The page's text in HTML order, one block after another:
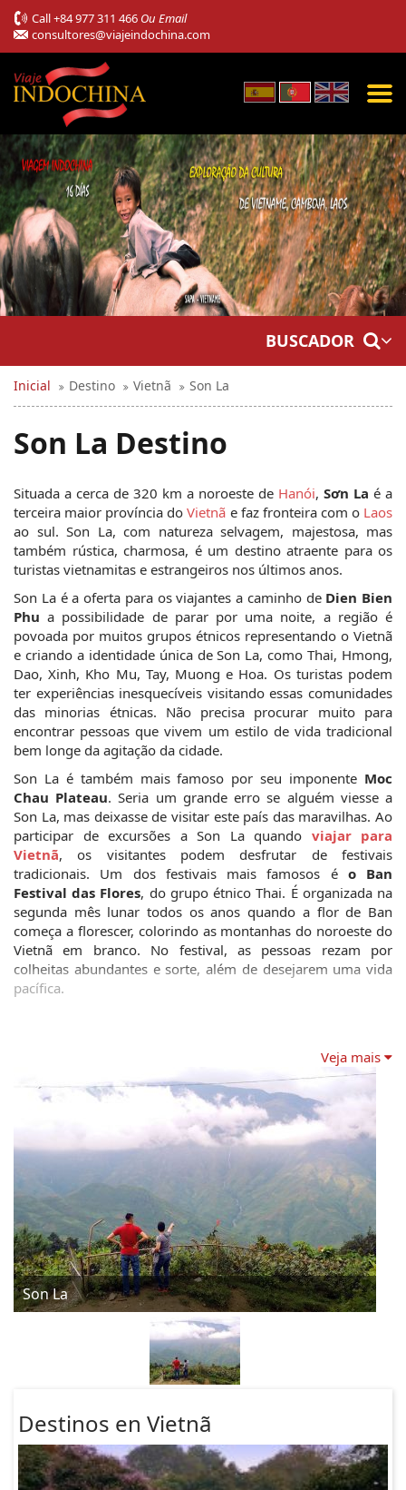
Call+84 977 311 466 Ou Email
consultores@viajeindochina.com
BUSCADOR
Inicial Destino Vietnã Son La
Son La Destino
Situada a cerca de 320 km a noroeste de Hanói, Sơn La é a
terceira maior província do Vietnã e faz fronteira com o Laos
ao sul. Son La, com natureza selvagem, majestosa, mas
também rústica, charmosa, é um destino atraente para os
turistas vietnamitas e estrangeiros nos últimos anos.
Son La é a oferta para os viajantes a caminho de Dien Bien
Phu a possibilidade de parar por uma noite, a região é
povoada por muitos grupos étnicos representando o Vietnã
e criando a identidade única de Son La, como Thai, Hmong,
Dao, Xinh, Kho Mu, Tay, Muong e Hoa. Os turistas podem
ter experiências inesquecíveis visitando essas comunidades
das minorias étnicas. Não precisa procurar muito para
encontrar pessoas que vivem um estilo de vida tradicional
bem longe da agitação da cidade.
Son La é também mais famoso por seu imponente Moc
Chau Plateau. Seria um grande erro se alguém viesse a
Son La, mas deixasse de visitar este país das maravilhas. Ao
participar de excursões a Son La quando viajar para
Vietnã, os visitantes podem desfrutar de festivais
tradicionais. Um dos festivais mais famosos é o Ban
Festival das Flores, do grupo étnico Thai. É organizada na
segunda mês lunar todos os anos quando a flor de Ban
começa a florescer, colorindo as montanhas do noroeste do
Vietnã em branco. No festival, as pessoas rezam por
colheitas abundantes e sorte, além de desejarem uma vida
pacífica.
Veja mais
Son La
Destinos en Vietnã